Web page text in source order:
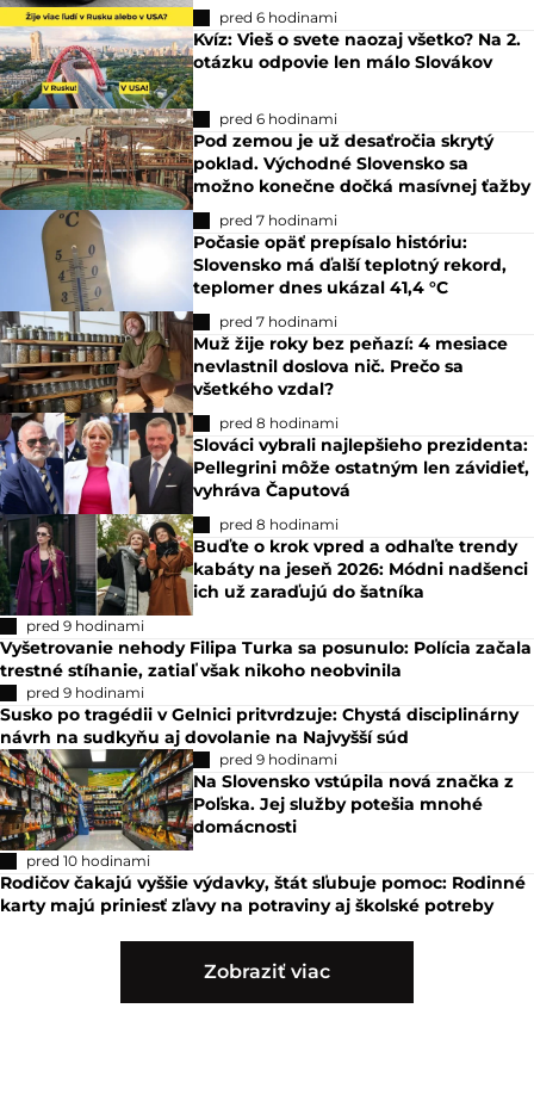
pred 6 hodinami
Kvíz: Vieš o svete naozaj všetko? Na 2.
otázku odpovie len málo Slovákov
pred 6 hodinami
Pod zemou je už desaťročia skrytý
poklad. Východné Slovensko sa
možno konečne dočká masívnej ťažby
pred 7 hodinami
Počasie opäť prepísalo históriu:
Slovensko má ďalší teplotný rekord,
teplomer dnes ukázal 41,4 °C
pred 7 hodinami
Muž žije roky bez peňazí: 4 mesiace
nevlastnil doslova nič. Prečo sa
všetkého vzdal?
pred 8 hodinami
Slováci vybrali najlepšieho prezidenta:
Pellegrini môže ostatným len závidieť,
vyhráva Čaputová
pred 8 hodinami
Buďte o krok vpred a odhaľte trendy
kabáty na jeseň 2026: Módni nadšenci
ich už zaraďujú do šatníka
pred 9 hodinami
Vyšetrovanie nehody Filipa Turka sa posunulo: Polícia začala
trestné stíhanie, zatiaľ však nikoho neobvinila
pred 9 hodinami
Susko po tragédii v Gelnici pritvrdzuje: Chystá disciplinárny
návrh na sudkyňu aj dovolanie na Najvyšší súd
pred 9 hodinami
Na Slovensko vstúpila nová značka z
Poľska. Jej služby potešia mnohé
domácnosti
pred 10 hodinami
Rodičov čakajú vyššie výdavky, štát sľubuje pomoc: Rodinné
karty majú priniesť zľavy na potraviny aj školské potreby
Zobraziť viac